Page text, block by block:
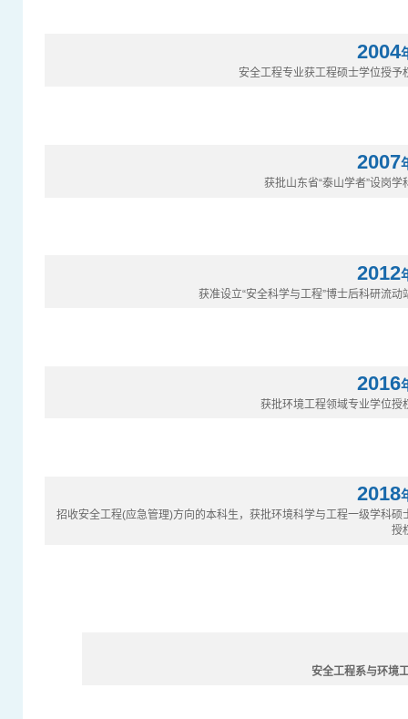
2004
安全工程专业获工程硕士学位授予
2007
获批山东省“泰山学者”设岗学
2012
获准设立“安全科学与工程”博士后科研流动
2016
获批环境工程领域专业学位授
2018
招收安全工程(应急管理)方向的本科生，获批环境科学与工程一级学科硕
授
安全工程系与环境